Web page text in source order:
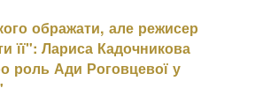
ображати, але режисер
її": Лариса Кадочникова
роль Ади Роговцевої у